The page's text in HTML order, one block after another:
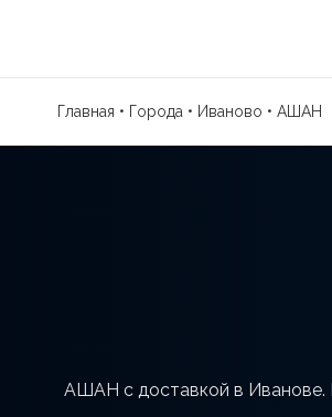
Главная • Города • Иваново • АШАН
АШАН с доставкой в Иванове.